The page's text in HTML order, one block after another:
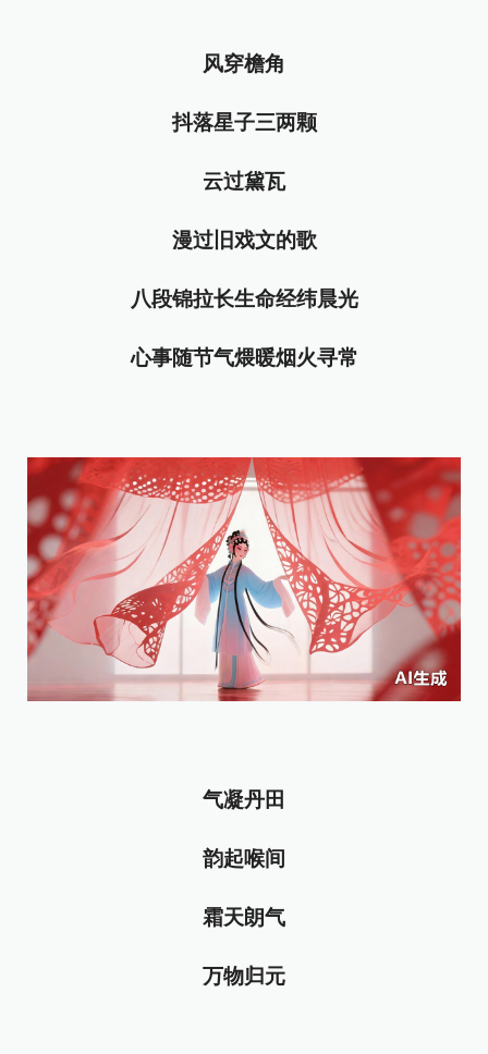
风穿檐角
抖落星子三两颗
云过黛瓦
漫过旧戏文的歌
八段锦拉长生命经纬晨光
心事随节气煨暖烟火寻常
气凝丹田
韵起喉间
霜天朗气
万物归元